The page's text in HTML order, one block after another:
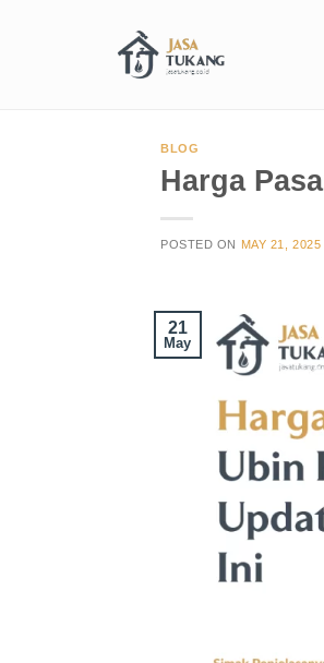
BLOG
Harga
POSTED ON MAY 21, 2025
21
May